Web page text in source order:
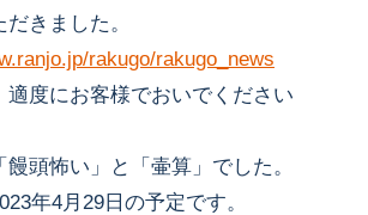
きました。
rakugo/rakugo_news
度にお客様でおいでください
頭怖い」と「壷算」でした。
年4月29日の予定です。